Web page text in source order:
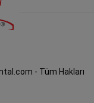
- Tüm Hakları